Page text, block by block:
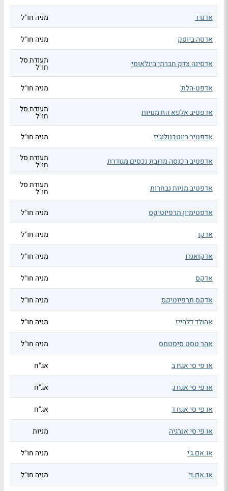
אדנרד מניה חו"ל
אדסה ביוטק מניה חו"ל
אדסינה צדק חברתי בינלאומי תעודת סל
חו"ל
אדפט-הלת'
מניה חו"ל
אדפטיב אלפא הזדמנויות תעודת סל
חו"ל
אדפטיב ביוטכנולוג'יז
מניה חו"ל
אדפטיב הכנסה מרובת נכסים מגודרת תעודת סל
חו"ל
אדפטיב מניות נבחרות תעודת סל
חו"ל
אדפטימיון תרפיוטיקס
מניה חו"ל
אדקו מניה חו"ל
אדקואגרו מניה חו"ל
אדקס מניה חו"ל
אדקס תרפיוטיקס מניה חו"ל
אהולד דלהייז מניה חו"ל
אהר טסט סיסטמס מניה חו"ל
או פי סי אגח ב אג"ח
או פי סי אגח ג אג"ח
או פי סי אגח ד אג"ח
או פי סי אנרגיה מניות
או.אם.ג'י מניה חו"ל
או.אם.וי מניה חו"ל